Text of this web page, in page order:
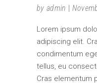
by admin
Lorem ipsum
adipiscing elit.
condimentum
tellus, eu
Cras elementum